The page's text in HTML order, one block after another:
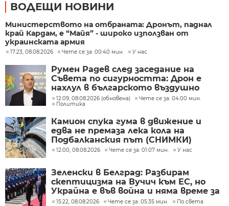
ВОДЕЩИ НОВИНИ
Министерството на отбраната: Дронът, паднал
край Кардам, е “Майя” - широко използван от
украинската армия
17:23, 08.08.2026 Чете се за: 00:40 мин. У нас
Румен Радев след заседание на
Съвета по сигурността: Дрон е
нахлул в българското въздушно
пространство
12:09, 08.08.2026 (обновена)
Чете се за: 04:00 мин.
Политика
Камион спука гума в движение и
едва не премаза лека кола на
Подбалканския път (СНИМКИ)
12:00, 08.08.2026 Чете се за: 01:07 мин. У нас
Зеленски в Белград: Разбирам
скептицизма на Вучич към ЕС, но
Украйна е във война и няма време за
скептицизъм
15:22, 08.08.2026 Чете се за: 05:35 мин. По света